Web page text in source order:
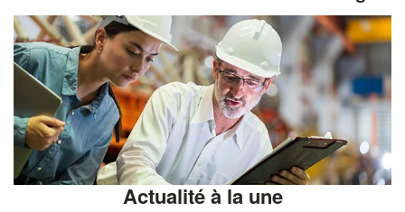
Actualité à la une